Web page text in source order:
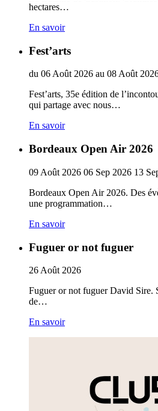
hectares…
En savoir
Fest’arts
du 06Août 2026 au 08Août
Fest’arts, 35e édition de
qui partage avec nous…
En savoir
Bordeaux Open Air 2026
09 Août 2026 06 Sep 2026 13
Bordeaux Open Air 2026. Des
une programmation…
En savoir
Fuguer or not fuguer
26 Août 2026
Fuguer or not fuguer David Sire.
de…
En savoir